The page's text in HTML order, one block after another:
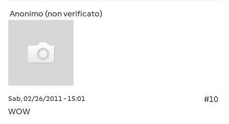
Anonimo (non verificato)
Sab, 02/26/2011 - 15:01
#10
WOW